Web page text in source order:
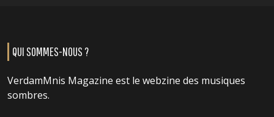
QUI SOMMES-NOUS ?
VerdamMnis Magazine est le webzine des musiques
sombres.